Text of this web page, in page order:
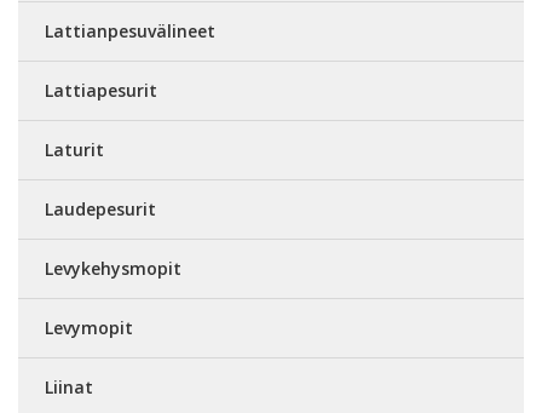
Lattianpesuvälineet
Lattiapesurit
Laturit
Laudepesurit
Levykehysmopit
Levymopit
Liinat